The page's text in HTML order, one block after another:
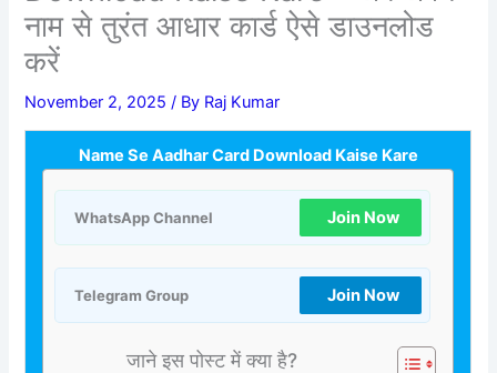
नाम से तुरंत आधार कार्ड ऐसे डाउनलोड
करें
November 2, 2025/ By Raj Kumar
Name Se Aadhar Card Download Kaise Kare
WhatsApp Channel Join Now
Telegram Group Join Now
जाने इस पोस्ट में क्या है?